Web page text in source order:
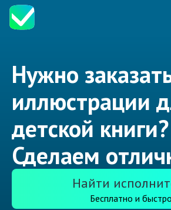
Нужно
иллюстрации
детской книги?
Сделаем
Найти
Бесплатно и быстро